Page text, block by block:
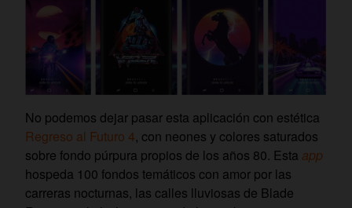
No podemos dejar pasar esta aplicación con estética
Regreso al Futuro 4, con neones y colores saturados
sobre fondo púrpura propios de los años 80. Esta app
hospeda 100 fondos temáticos con amor por las
carreras nocturnas, las calles lluviosas de Blade